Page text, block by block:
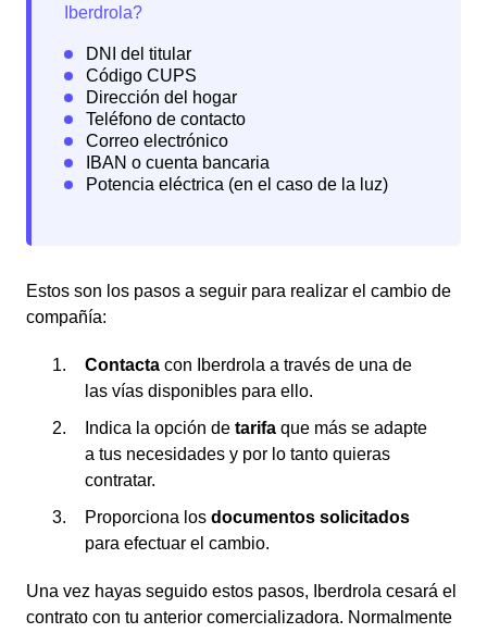
Estos son los pasos a seguir para realizar el cambio de
compañía:
Contacta con Iberdrola a través de una de
las vías disponibles para ello.
Indica la opción de tarifa que más se adapte
a tus necesidades y por lo tanto quieras
contratar.
Proporciona los documentos solicitados
para efectuar el cambio.
Una vez hayas seguido estos pasos, Iberdrola cesará el
contrato con tu anterior comercializadora. Normalmente